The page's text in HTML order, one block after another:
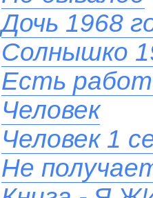
Дочь 1968
Солнышко
Есть
Человек
Человек 1
Не